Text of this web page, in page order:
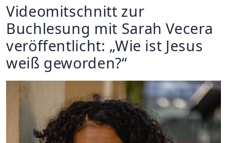
Videomitschnitt zur
Buchlesung mit Sarah Vecera
veröffentlicht: „Wie ist Jesus
weiß geworden?“